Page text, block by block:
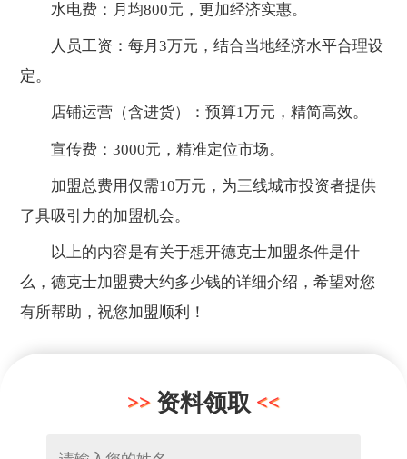
水电费：月均800元，更加经济实惠。
人员工资：每月3万元，结合当地经济水平合理设
定。
店铺运营（含进货）：预算1万元，精简高效。
宣传费：3000元，精准定位市场。
加盟总费用仅需10万元，为三线城市投资者提供
了具吸引力的加盟机会。
以上的内容是有关于想开德克士加盟条件是什
么，德克士加盟费大约多少钱的详细介绍，希望对您
有所帮助，祝您加盟顺利！
资料领取